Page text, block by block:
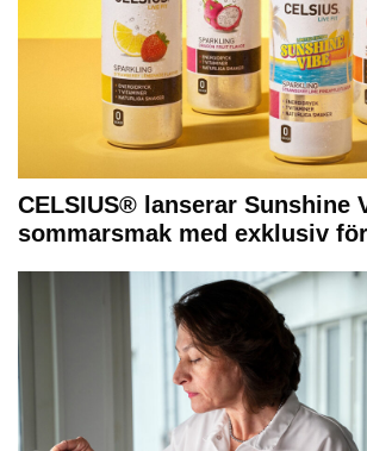
CELSIUS® lanserar Sunshine
sommarsmak med exklusiv